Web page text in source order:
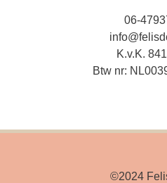
06-
K.v.K.
Btw nr:
©2024